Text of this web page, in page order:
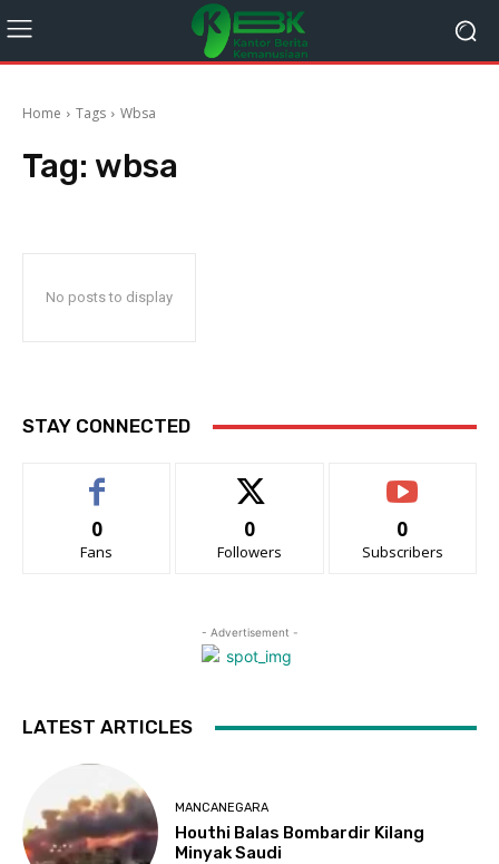
Home Tags Wbsa
Tag: wbsa
No posts to display
STAY CONNECTED
0
Fans
0
Followers
0
Subscribers
- Advertisement -
LATEST ARTICLES
MANCANEGARA
Houthi Balas Bombardir Kilang
Minyak Saudi